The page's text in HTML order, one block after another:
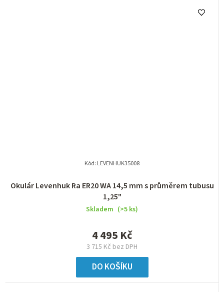
Okulár Levenhuk Ra ER20 WA 14,5 mm s průměrem tubusu
1,25"
Skladem (>5 ks)
3 715 Kč bez DPH
4 495 Kč
DO KOŠÍKU
Kód: LEVENHUK35008